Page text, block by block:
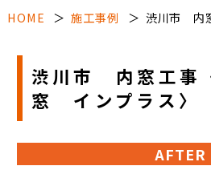
HOME 施工事例 渋川市 内
渋川市 内窓工
窓 インプラス〉
AFTER